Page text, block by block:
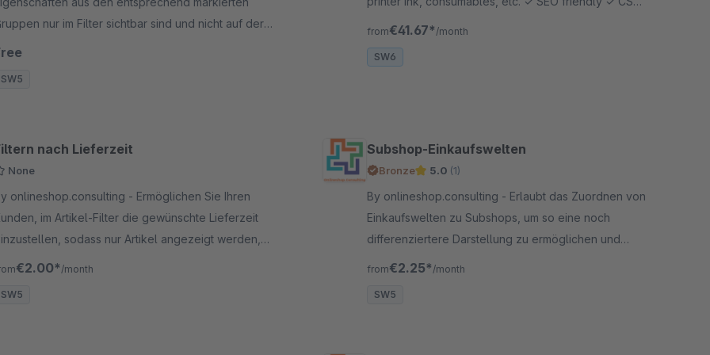
nur im Filter sichtbar sind und nicht auf der
oder an anderen Stellen ausgegeben
SW5
import
from€41.67* /month
SW6
nach Lieferzeit
None
onlineshop.consulting - Ermöglichen Sie Ihren
im Artikel-Filter die gewünschte Lieferzeit
sodass nur Artikel angezeigt werden,
die rechtzeitig eintreffen.
€2.00* /month
SW5
Subshop-Einkaufswelten
Bronze 5.0 (1)
By onlineshop.consulting - Erlaubt das Zuordnen von
Einkaufswelten zu Subshops, um so eine noch
differenziertere Darstellung zu ermöglichen und
auch die verschiedenen Sprachshops zu
from€2.25* /month
SW5